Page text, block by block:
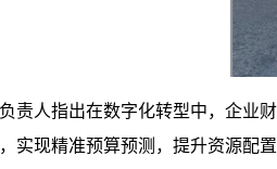
责人指出在数字化转型中，企业
实现精准预算预测，提升资源配置